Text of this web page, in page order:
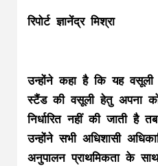
रिपोर्ट ज्ञानेंद्र मिश्रा
उन्होंने कहा है कि यह वसूली
स्टैंड की वसूली हेतु अपना
निर्धारित नहीं की जाती
उन्होंने सभी अधिशासी
अनुपालन प्राथमिकता के